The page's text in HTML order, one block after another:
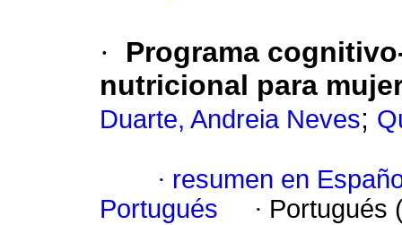
·
Programa
nutricional para
Duarte, Andreia Neves;
· resumen en
Portugués
· Portugués